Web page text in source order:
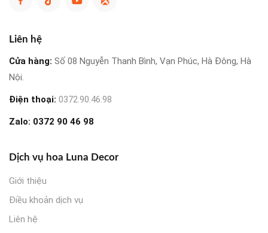
Liên hệ
Cửa hàng: Số 08 Nguyễn Thanh Bình, Vạn Phúc, Hà Đông, Hà
Nội.
Điện thoại: 0372.90.46.98
Zalo: 0372 90 46 98
Dịch vụ hoa Luna Decor
Giới thiệu
Điều khoản dịch vụ
Liên hệ